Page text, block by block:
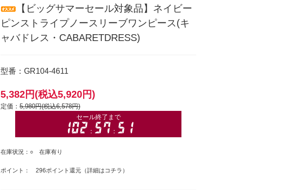
【ビッグサマーセール対象品】ネイビー
ピンストライプノースリーブワンピース(キ
ャバドレス・CABARETDRESS)
型番：GR104-4611
5,382円(税込5,920円)
定価： 5,980円(税込6,578円)
在庫状況：○ 在庫有り
ポイント： 296ポイント還元（詳細はコチラ ）